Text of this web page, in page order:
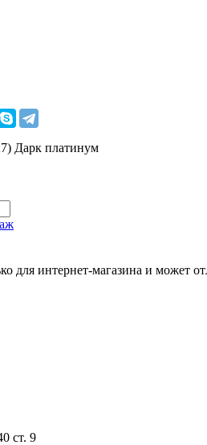
Дарк платинум
для интернет-магазина и может
ст. 9